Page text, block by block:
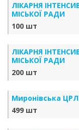
ЛІКАРНЯ
МІСЬКОЇ РАДИ
100 шт
ЛІКАРНЯ
МІСЬКОЇ РАДИ
200 шт
Миронівська ЦРЛ
499 шт